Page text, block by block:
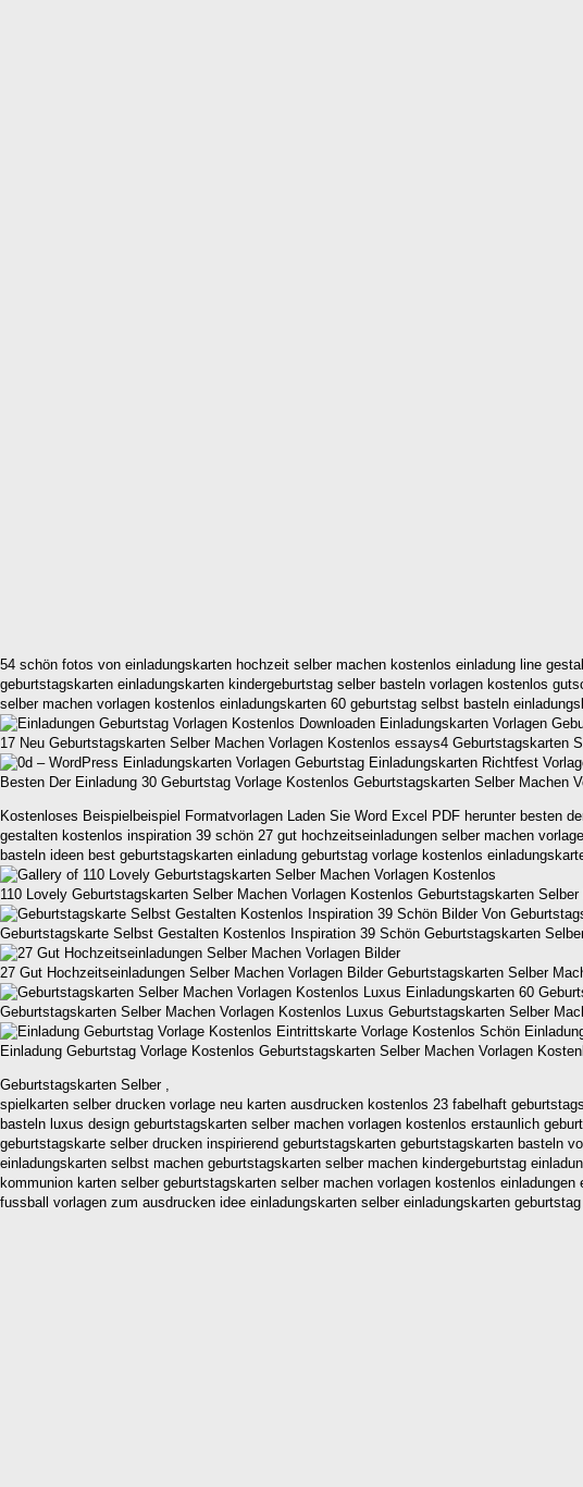
54 schön fotos von einladungskarten hochzeit selber machen kostenlos einladung line
geburtstagskarten einladungskarten kindergeburtstag selber basteln vorlagen kostenlos
selber machen vorlagen kostenlos einladungskarten 60 geburtstag selbst basteln
17 Neu Geburtstagskarten Selber Machen Vorlagen Kostenlos essays4 Geburtstagskarten
Besten Der Einladung 30 Geburtstag Vorlage Kostenlos Geburtstagskarten Selber Machen
Kostenloses Beispielbeispiel Formatvorlagen Laden Sie Word Excel PDF herunter besten
gestalten kostenlos inspiration 39 schön 27 gut hochzeitseinladungen selber machen
basteln ideen best geburtstagskarten einladung geburtstag vorlage kostenlos
110 Lovely Geburtstagskarten Selber Machen Vorlagen Kostenlos Geburtstagskarten
Geburtstagskarte Selbst Gestalten Kostenlos Inspiration 39 Schön Geburtstagskarten
27 Gut Hochzeitseinladungen Selber Machen Vorlagen Bilder Geburtstagskarten Selber
Geburtstagskarten Selber Machen Vorlagen Kostenlos Luxus Geburtstagskarten Selber
Einladung Geburtstag Vorlage Kostenlos Geburtstagskarten Selber Machen Vorlagen
Geburtstagskarten Selber ,
spielkarten selber drucken vorlage neu karten ausdrucken kostenlos 23 fabelhaft
basteln luxus design geburtstagskarten selber machen vorlagen kostenlos erstaunlich
geburtstagskarte selber drucken inspirierend geburtstagskarten geburtstagskarten basteln
einladungskarten selbst machen geburtstagskarten selber machen kindergeburtstag
kommunion karten selber geburtstagskarten selber machen vorlagen kostenlos
fussball vorlagen zum ausdrucken idee einladungskarten selber einladungskarten